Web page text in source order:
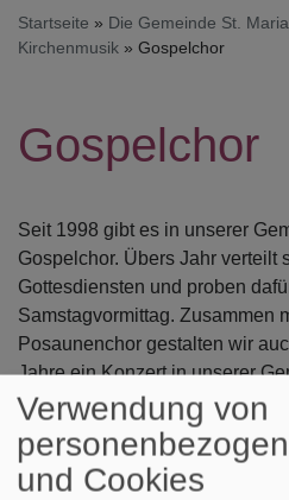
Startseite
Die Gemeinde St.
Kirchenmusik
Gospelchor
Gospelchor
Seit 1998 gibt es in unserer
Gospelchor. Übers Jahr verteilt
Gottesdiensten und proben
Samstagvormittag. Zusammen
Posaunenchor gestalten wir
Jahre ein Konzert in unserer
nur amerikanische Gospels und
moderne deutschsprachige
oder Orgelbegleitung. Auch
Repertoirestücke zurückgreifen,
Verwendung von
und Cookies